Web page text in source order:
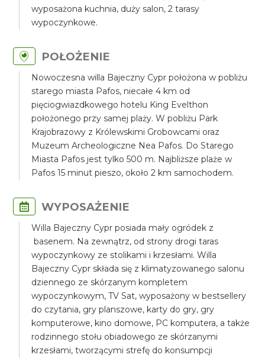
wyposażona kuchnia, duży salon, 2 tarasy
wypoczynkowe.
POŁOŻENIE
Nowoczesna willa Bajeczny Cypr położona w pobliżu
starego miasta Pafos, niecałe 4 km od
pięciogwiazdkowego hotelu King Evelthon
położonego przy samej plaży. W pobliżu Park
Krajobrazowy z Królewskimi Grobowcami oraz
Muzeum Archeologiczne Nea Pafos. Do Starego
Miasta Pafos jest tylko 500 m. Najbliższe plaże w
Pafos 15 minut pieszo, około 2 km samochodem.
WYPOSAŻENIE
Willa Bajeczny Cypr posiada mały ogródek z
basenem. Na zewnątrz, od strony drogi taras
wypoczynkowy ze stolikami i krzesłami. Willa
Bajeczny Cypr składa się z klimatyzowanego salonu
dziennego ze skórzanym kompletem
wypoczynkowym, TV Sat, wyposażony w bestsellery
do czytania, gry planszowe, karty do gry, gry
komputerowe, kino domowe, PC komputera, a także
rodzinnego stołu obiadowego ze skórzanymi
krzesłami, tworzącymi strefę do konsumpcji